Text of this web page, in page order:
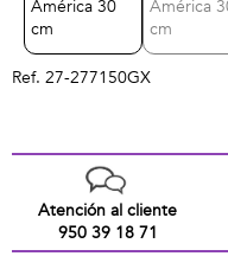
Ref. 27-277150GX
Atención al cliente
950 39 18 71